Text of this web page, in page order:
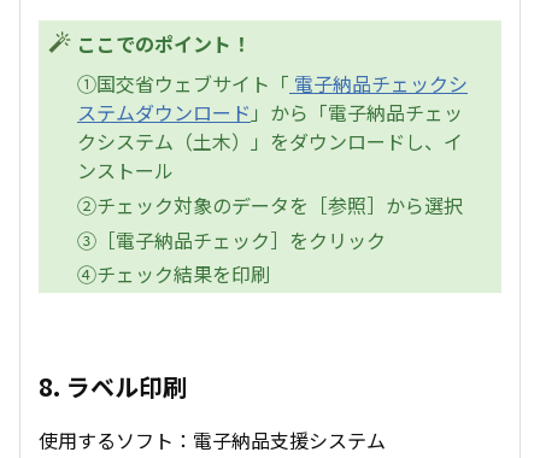
ここでのポイント！
①国交省ウェブサイト「 電子納品チェックシ
ステムダウンロード 」から「電子納品チェッ
クシステム（土木）」をダウンロードし、イ
ンストール
②チェック対象のデータを［参照］から選択
③［電子納品チェック］をクリック
④チェック結果を印刷
8. ラベル印刷
使用するソフト：電子納品支援システム